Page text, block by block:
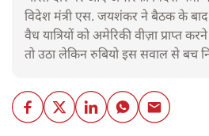
विदेश मंत्री एस. जयशंकर ने बैठक के बाद
वैध यात्रियों को अमेरिकी वीज़ा प्राप्त
तो उठा लेकिन रुबियो इस सवाल से बच